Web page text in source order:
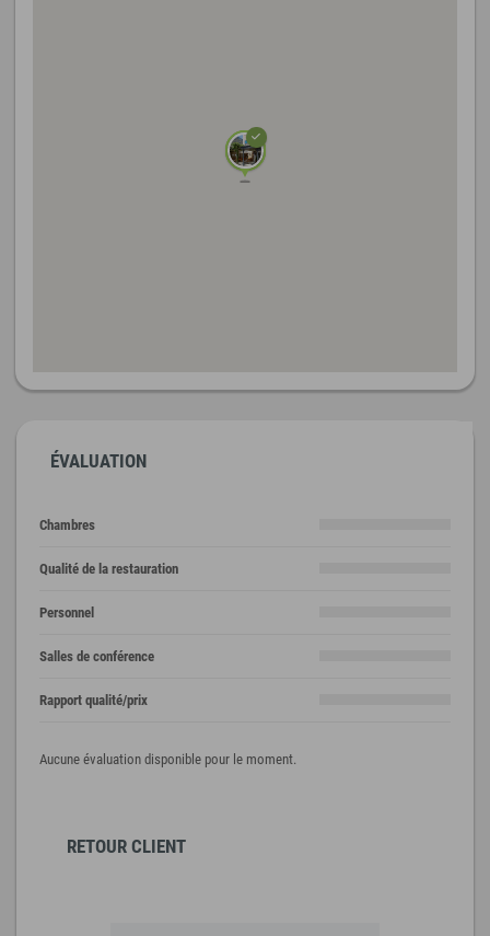
ÉVALUATION
Chambres
Qualité de la restauration
Personnel
Salles de conférence
Rapport qualité/prix
Aucune évaluation disponible pour le moment.
RETOUR CLIENT